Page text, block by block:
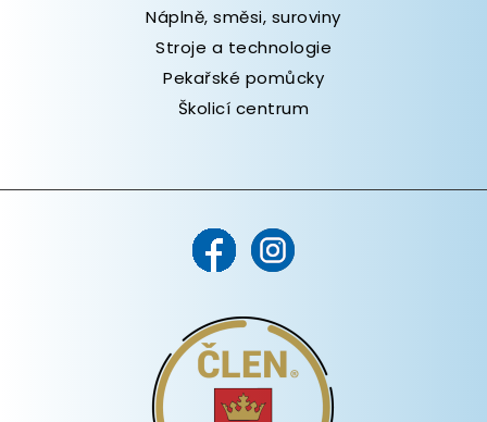
Náplně, směsi, suroviny
Stroje a technologie
Pekařské pomůcky
Školicí centrum